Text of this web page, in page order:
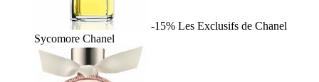
-15% Les Exclusifs de Chanel
Sycomore Chanel